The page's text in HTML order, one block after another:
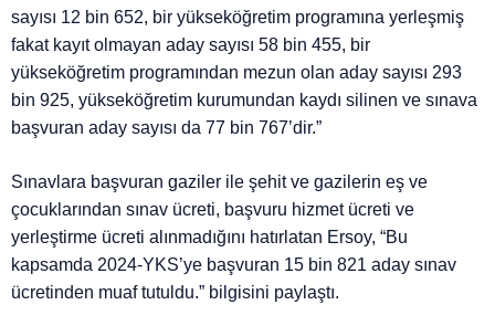
sayısı 12 bin 652, bir yükseköğretim programına yerleşmiş
fakat kayıt olmayan aday sayısı 58 bin 455, bir
yükseköğretim programından mezun olan aday sayısı 293
bin 925, yükseköğretim kurumundan kaydı silinen ve sınava
başvuran aday sayısı da 77 bin 767’dir.”
Sınavlara başvuran gaziler ile şehit ve gazilerin eş ve
çocuklarından sınav ücreti, başvuru hizmet ücreti ve
yerleştirme ücreti alınmadığını hatırlatan Ersoy, “Bu
kapsamda 2024-YKS’ye başvuran 15 bin 821 aday sınav
ücretinden muaf tutuldu.” bilgisini paylaştı.